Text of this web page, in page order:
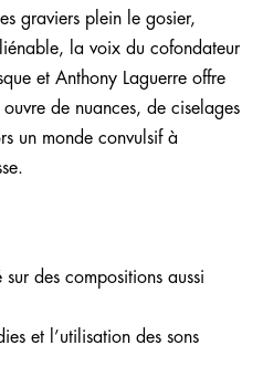
gra­viers plein le go­sier,
la voix du co­fon­da­teur
et Anthony Laguerre offre
de nuan­ces, de ci­se­la­ges
un mon­de con­vul­sif à
des compositions aussi
et l’utilisation des sons